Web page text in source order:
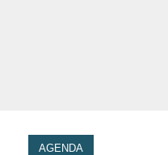
AGENDA